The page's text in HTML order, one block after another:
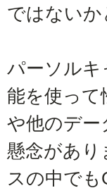
ではないか
パーソルキ
能を使って
や他のデー
懸念があり
スの中でも